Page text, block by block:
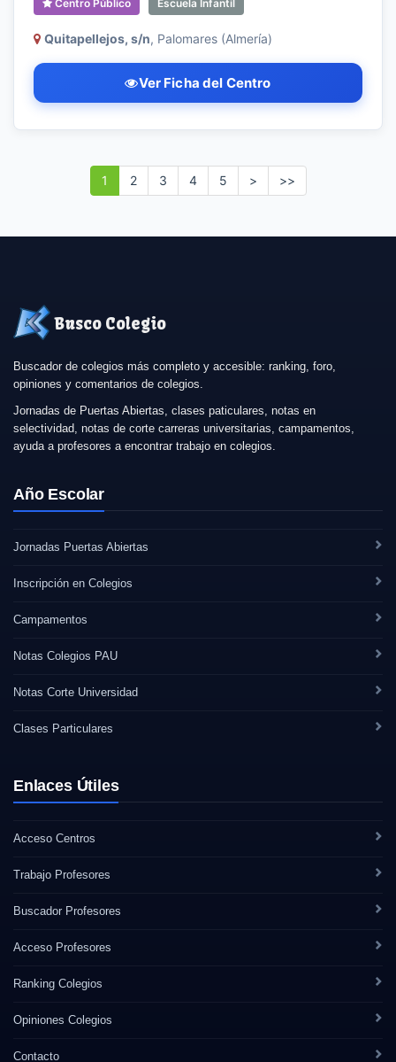
Centro Público Escuela Infantil
Quitapellejos, s/n, Palomares (Almería)
Ver Ficha del Centro
1 2 3 4 5 > >>
Busco Colegio
Buscador de colegios más completo y accesible: ranking, foro,
opiniones y comentarios de colegios.
Jornadas de Puertas Abiertas, clases paticulares, notas en
selectividad, notas de corte carreras universitarias, campamentos,
ayuda a profesores a encontrar trabajo en colegios.
Año Escolar
Jornadas Puertas Abiertas
Inscripción en Colegios
Campamentos
Notas Colegios PAU
Notas Corte Universidad
Clases Particulares
Enlaces Útiles
Acceso Centros
Trabajo Profesores
Buscador Profesores
Acceso Profesores
Ranking Colegios
Opiniones Colegios
Contacto